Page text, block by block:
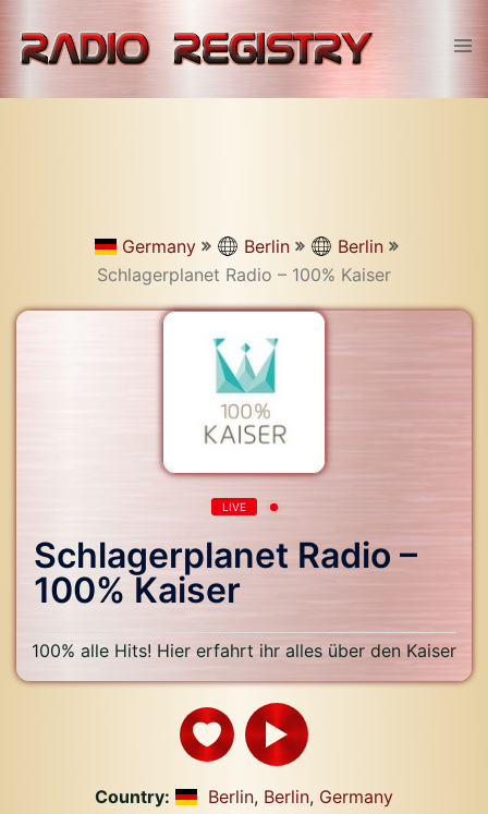
content
Germany Berlin
Berlin
Schlagerplanet Radio – 100% Kaiser
LIVE
Schlagerplanet Radio –
100% Kaiser
100% alle Hits! Hier erfahrt ihr alles über den Kaiser
Country: Berlin, Berlin, Germany